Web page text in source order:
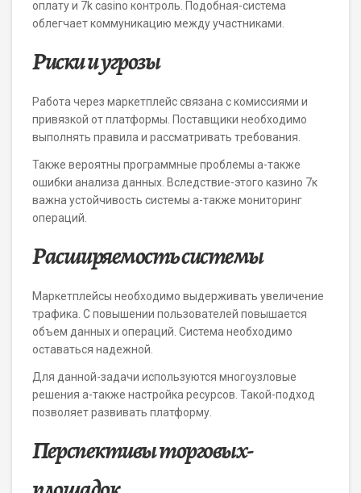
оплату и 7k casino контроль. Подобная-система
облегчает коммуникацию между участниками.
Риски и угрозы
Работа через маркетплейс связана с комиссиями и
привязкой от платформы. Поставщики необходимо
выполнять правила и рассматривать требования.
Также вероятны программные проблемы а-также
ошибки анализа данных. Вследствие-этого казино 7к
важна устойчивость системы а-также мониторинг
операций.
Расширяемость системы
Маркетплейсы необходимо выдерживать увеличение
трафика. С повышении пользователей повышается
объем данных и операций. Система необходимо
оставаться надежной.
Для данной-задачи используются многоузловые
решения а-также настройка ресурсов. Такой-подход
позволяет развивать платформу.
Перспективы торговых-